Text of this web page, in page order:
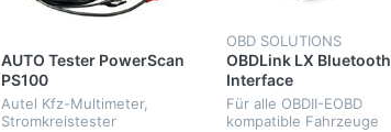
AUTO Tester PowerScan
PS100
Autel Kfz-Multimeter,
Stromkreistester
OBD SOLUTIONS
OBDLink LX Bluetooth
Interface
Für alle OBDII-EOBD
kompatible Fahrzeuge